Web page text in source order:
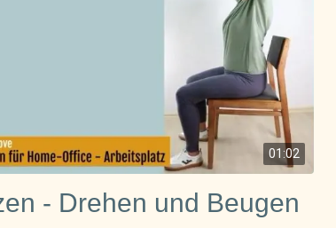
01:02
- Drehen und Beugen